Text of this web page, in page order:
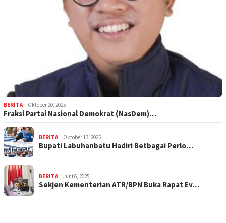
BERITA Oktober 20, 2025
Fraksi Partai Nasional Demokrat (NasDem)…
BERITA Oktober 13, 2025
Bupati Labuhanbatu Hadiri Betbagai Perlo…
BERITA Juni 6, 2025
Sekjen Kementerian ATR/BPN Buka Rapat Ev…